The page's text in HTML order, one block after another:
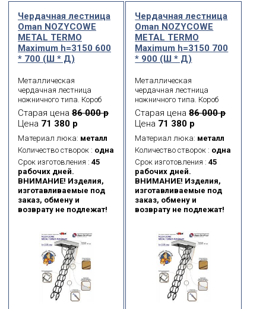
Чердачная лестница
Oman NOZYCOWE
METAL TERMО
Maximum h=3150 600
* 700 (Ш * Д)
Металлическая
чердачная лестница
ножничного типа. Короб
металлический.
Термоизоляционная
крышка типа «сэндвич»,
толщиной 26 мм, утеплена
пенопластом, облицована
с двух сторон ДСП белого
цвета.
Старая цена 86 000 р
Цена 71 380 р
Материал люка: металл
Количество створок : одна
Срок изготовления : 45
рабочих дней.
ВНИМАНИЕ! Изделия,
изготавливаемые под
заказ, обмену и
возврату не подлежат!
Чердачная лестница
Oman NOZYCOWE
METAL TERMО
Maximum h=3150 700
* 900 (Ш * Д)
Металлическая
чердачная лестница
ножничного типа. Короб
металлический.
Термоизоляционная
крышка типа «сэндвич»,
толщиной 26 мм, утеплена
пенопластом, облицована
с двух сторон ДСП белого
цвета.
Старая цена86 000 р
Цена 71 380 р
Материал люка: металл
Количество створок : одна
Срок изготовления :45
рабочих дней.
ВНИМАНИЕ! Изделия,
изготавливаемые под
заказ, обмену и
возврату не подлежат!